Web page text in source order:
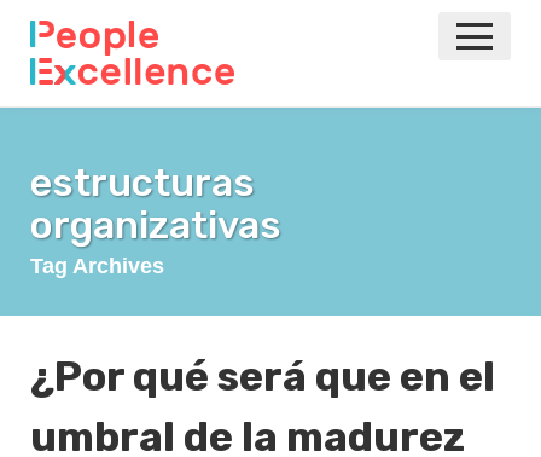
NOTICIAS
EVENTOS
AGILE
VOLVER A LA PRINCIPAL
estructuras
organizativas
Tag Archives
¿Por qué será que en el
umbral de la madurez